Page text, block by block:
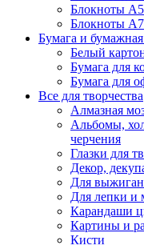
Блокноты А5
Блокноты А7
Бумага и
Белый
Бумага для
Бумага для
Все для творчества
Алмазная
Альбомы,
черчения
Глазки для
Декор,
Для
Для лепки и
Карандаши
Картины и
Кисти